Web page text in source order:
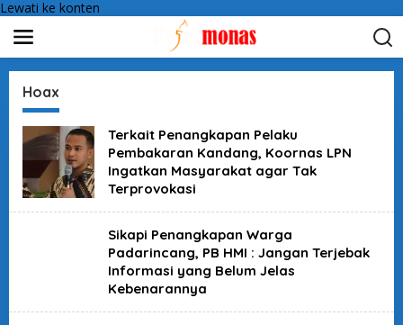
Lewati ke konten
Hoax
Terkait Penangkapan Pelaku
Pembakaran Kandang, Koornas LPN
Ingatkan Masyarakat agar Tak
Terprovokasi
Sikapi Penangkapan Warga
Padarincang, PB HMI : Jangan Terjebak
Informasi yang Belum Jelas
Kebenarannya